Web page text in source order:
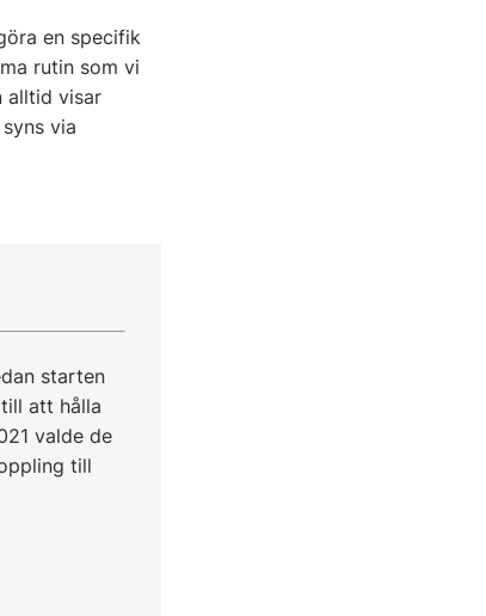
en specifik
rutin som vi
alltid visar
via
starten
att hålla
valde de
till